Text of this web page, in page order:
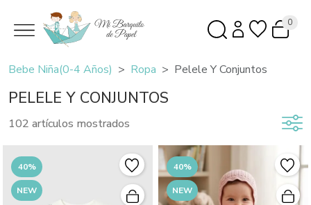
0
Bebe Niña(0-4 Años) Ropa Pelele Y Conjuntos
PELELE Y CONJUNTOS
102 artículos mostrados
40%
NEW
40%
NEW